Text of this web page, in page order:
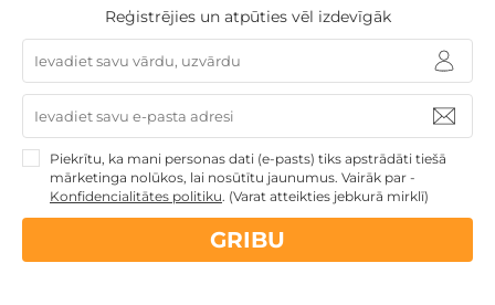
Palanga,Atostogų parkas (Žibininkai)
no212€
Par 2 naktīm GRIBU
Skolēnu brīvlaikam Dāvanu idejas
Atpūta ar
akvaparku
Veselības atpūta - sanatorijas, SPA viesnīcas
Dāvanas ar nakšņošanu
Dāvanas ģimenei
3
Atpūta decembra svētku brīvdienās
Ģimenes atpūta
Reģistrējies un atpūties vēl izdevīgāk
Piekrītu, ka mani personas dati (e-pasts) tiks apstrādāti tiešā
mārketinga nolūkos, lai nosūtītu jaunumus. Vairāk par -
Konfidencialitātes politiku. (Varat atteikties jebkurā mirklī)
GRIBU